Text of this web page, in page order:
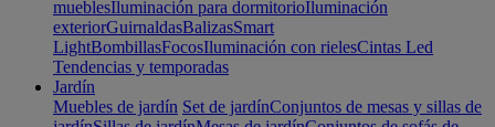
mueblesIluminación para dormitorioIluminación
exteriorGuirnaldasBalizasSmart
LightBombillasFocosIluminación con rielesCintas Led
Tendencias y temporadas
Jardín
Muebles de jardín Set de jardínConjuntos de mesas y sillas de